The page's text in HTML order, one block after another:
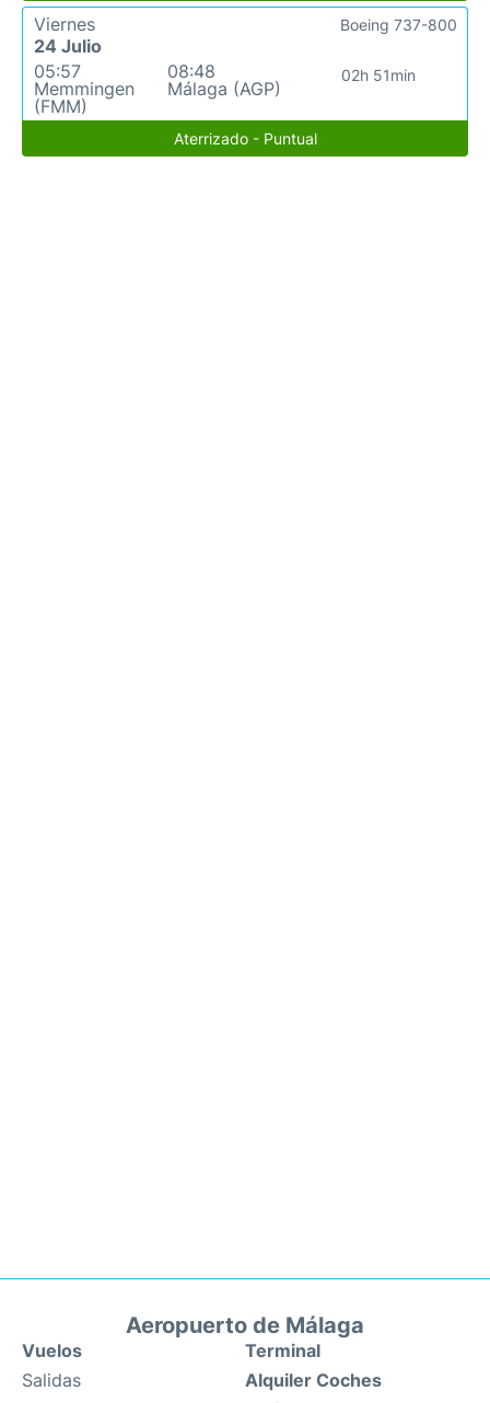
Viernes
24 Julio
05:57
Memmingen
(FMM)
08:48
Málaga (AGP)
02h 51min
Boeing 737-800
Aterrizado - Puntual
Aeropuerto de Málaga
Vuelos
Salidas
Terminal
Alquiler Coches